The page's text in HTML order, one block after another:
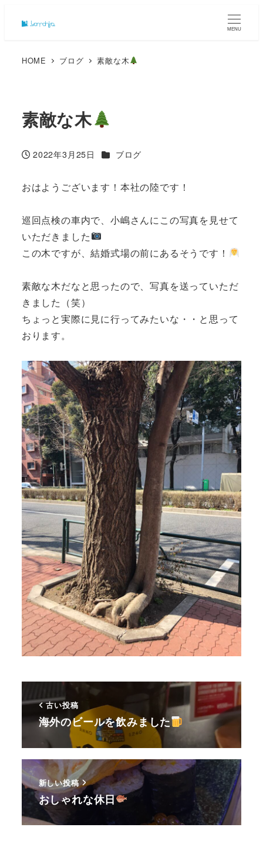
MENU
HOME ブログ 素敵な木
素敵な木
投稿日
2022年3月25日 カテゴリー
ブログ
おはようございます！本社の陸です！
巡回点検の車内で、小嶋さんにこの写真を見せて
いただきました
この木ですが、結婚式場の前にあるそうです！
素敵な木だなと思ったので、写真を送っていただ
きました（笑）
ちょっと実際に見に行ってみたいな・・と思って
おります。
古い投稿
海外のビールを飲みました
新しい投稿
おしゃれな休日